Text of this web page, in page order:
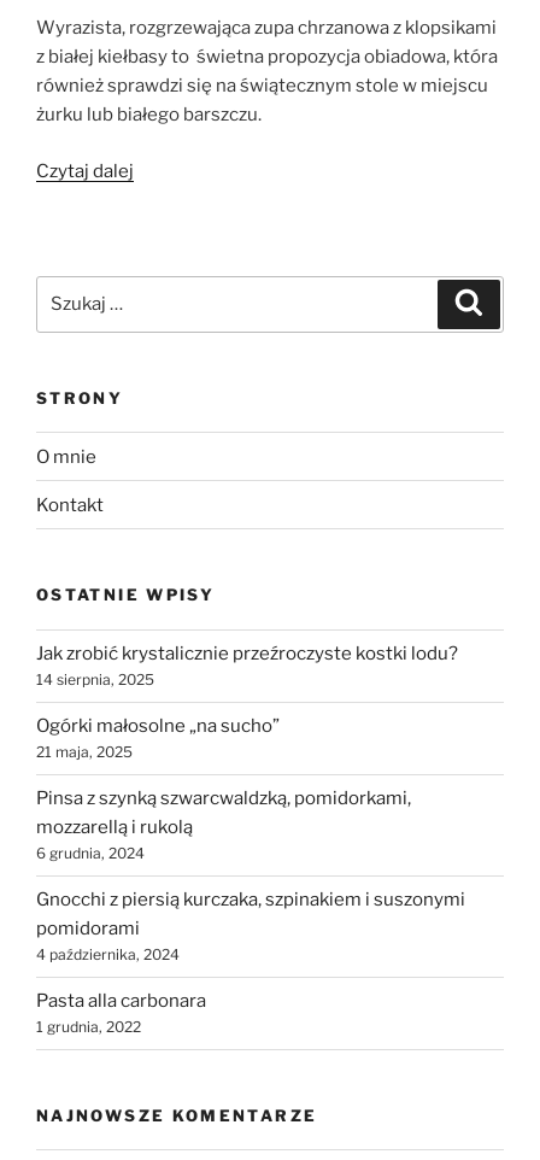
Wyrazista, rozgrzewająca zupa chrzanowa z klopsikami
z białej kiełbasy to świetna propozycja obiadowa, która
również sprawdzi się na świątecznym stole w miejscu
żurku lub białego barszczu.
Czytaj dalej
STRONY
O mnie
Kontakt
OSTATNIE WPISY
Jak zrobić krystalicznie przeźroczyste kostki lodu?
14 sierpnia, 2025
Ogórki małosolne „na sucho”
21 maja, 2025
Pinsa z szynką szwarcwaldzką, pomidorkami,
mozzarellą i rukolą
6 grudnia, 2024
Gnocchi z piersią kurczaka, szpinakiem i suszonymi
pomidorami
4 października, 2024
Pasta alla carbonara
1 grudnia, 2022
NAJNOWSZE KOMENTARZE